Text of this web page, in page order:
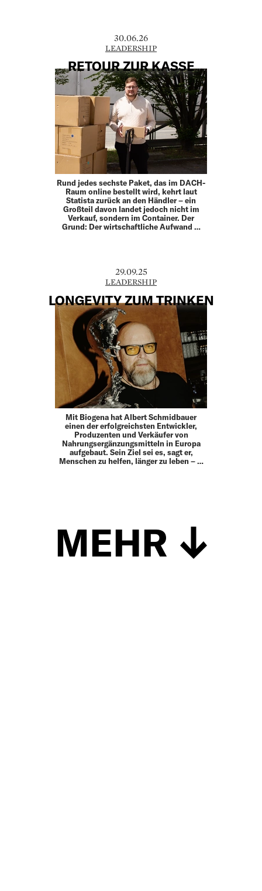
30.06.26
LEADERSHIP
RETOUR ZUR KASSE
Rund jedes sechste Paket, das im DACH-
Raum online bestellt wird, kehrt laut
Statista zurück an den Händler – ein
Großteil davon landet jedoch nicht im
Verkauf, sondern im Container. Der
Grund: Der wirtschaftliche Aufwand …
29.09.25
LEADERSHIP
LONGEVITY ZUM TRINKEN
Mit Biogena hat Albert Schmidbauer
einen der erfolg­reichsten Entwickler,
Produzenten und Verkäufer von
Nahrungs­ergänzungsmitteln in Europa
aufgebaut. Sein Ziel sei es, sagt er,
Menschen zu helfen, länger zu leben – …
MEHR